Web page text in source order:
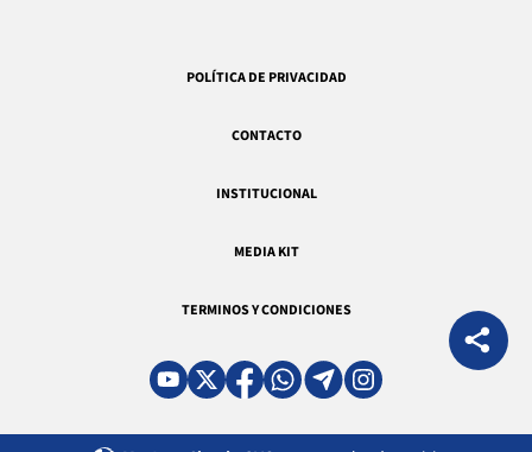
POLÍTICA DE PRIVACIDAD
CONTACTO
INSTITUCIONAL
MEDIA KIT
TERMINOS Y CONDICIONES